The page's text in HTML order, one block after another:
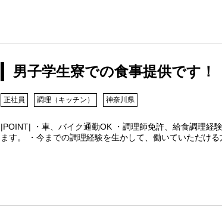
男子学生寮での食事提供です！
正社員 調理（キッチン） 神奈川県
|POINT| ・車、バイク通勤OK ・調理師免許、給食調理経
ます。 ・今までの調理経験を生かして、働いていただける